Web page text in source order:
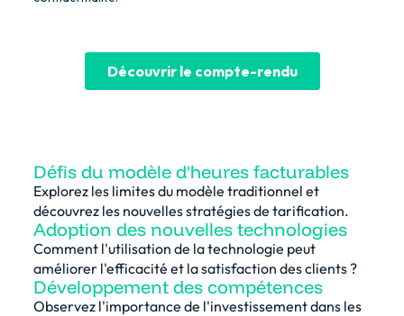
Défis du modèle d'heures facturables
Explorez les limites du modèle traditionnel et
découvrez les nouvelles stratégies de tarification.
Adoption des nouvelles technologies
Comment l'utilisation de la technologie peut
améliorer l'efficacité et la satisfaction des clients ?
Développement des compétences
Observez l'importance de l'investissement dans les